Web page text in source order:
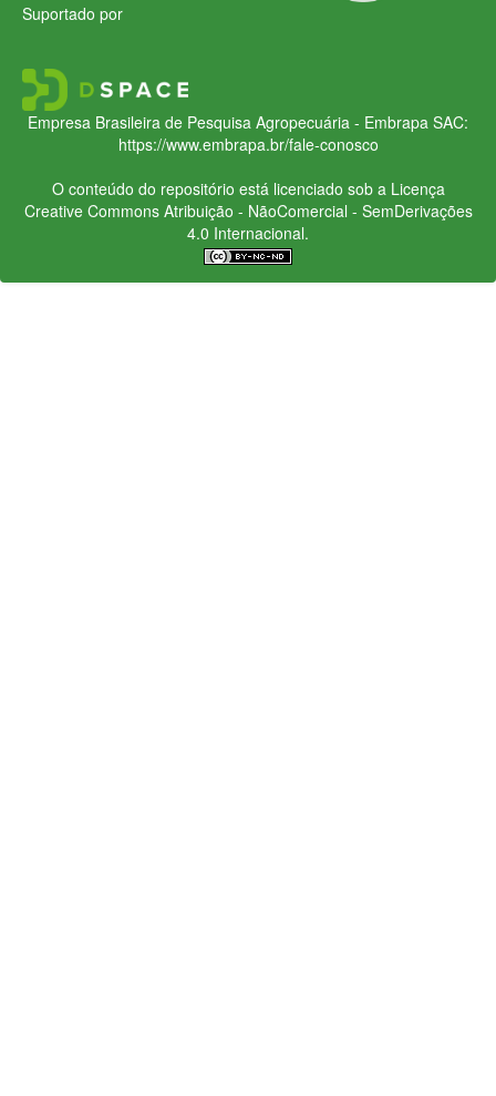
Suportado por
Empresa Brasileira de Pesquisa Agropecuária - Embrapa SAC:
https://www.embrapa.br/fale-conosco
O conteúdo do repositório está licenciado sob a Licença
Creative CommonsAtribuição - NãoComercial - SemDerivações
4.0 Internacional.